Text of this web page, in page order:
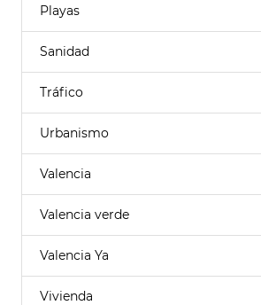
Playas
Sanidad
Tráfico
Urbanismo
Valencia
Valencia verde
Valencia Ya
Vivienda